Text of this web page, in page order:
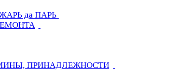
ЖАРЬ да ПАРЬ
ПРИНАДЛЕЖНОСТИ